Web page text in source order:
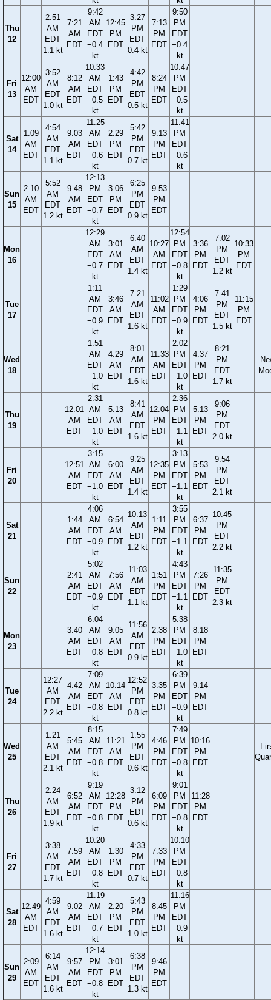
Thu
12
2:51
AM
EDT
1.1 kt
7:21
AM
EDT
9:42
AM
EDT
−0.4
kt
12:45
PM
EDT
3:27
PM
EDT
0.4 kt
7:13
PM
EDT
9:50
PM
EDT
−0.4
kt
Fri
13
12:00
AM
EDT
3:52
AM
EDT
1.0 kt
8:12
AM
EDT
10:33
AM
EDT
−0.5
kt
1:43
PM
EDT
4:42
PM
EDT
0.5 kt
8:24
PM
EDT
10:47
PM
EDT
−0.5
kt
Sat
14
1:09
AM
EDT
4:54
AM
EDT
1.1 kt
9:03
AM
EDT
11:25
AM
EDT
−0.6
kt
2:29
PM
EDT
5:42
PM
EDT
0.7 kt
9:13
PM
EDT
11:41
PM
EDT
−0.6
kt
Sun
15
2:10
AM
EDT
5:52
AM
EDT
1.2 kt
9:48
AM
EDT
12:13
PM
EDT
−0.7
kt
3:06
PM
EDT
6:25
PM
EDT
0.9 kt
9:53
PM
EDT
Mon
16
12:29
AM
EDT
−0.7
kt
3:01
AM
EDT
6:40
AM
EDT
1.4 kt
10:27
AM
EDT
12:54
PM
EDT
−0.8
kt
3:36
PM
EDT
7:02
PM
EDT
1.2 kt
10:33
PM
EDT
Tue
17
1:11
AM
EDT
−0.9
kt
3:46
AM
EDT
7:21
AM
EDT
1.6 kt
11:02
AM
EDT
1:29
PM
EDT
−0.9
kt
4:06
PM
EDT
7:41
PM
EDT
1.5 kt
11:15
PM
EDT
Wed
18
1:51
AM
EDT
−1.0
kt
4:29
AM
EDT
8:01
AM
EDT
1.6 kt
11:33
AM
EDT
2:02
PM
EDT
−1.0
kt
4:37
PM
EDT
8:21
PM
EDT
1.7 kt
Thu
19
12:01
AM
EDT
2:31
AM
EDT
−1.0
kt
5:13
AM
EDT
8:41
AM
EDT
1.6 kt
12:04
PM
EDT
2:36
PM
EDT
−1.1
kt
5:13
PM
EDT
9:06
PM
EDT
2.0 kt
Fri
20
12:51
AM
EDT
3:15
AM
EDT
−1.0
kt
6:00
AM
EDT
9:25
AM
EDT
1.4 kt
12:35
PM
EDT
3:13
PM
EDT
−1.1
kt
5:53
PM
EDT
9:54
PM
EDT
2.1 kt
Sat
21
1:44
AM
EDT
4:06
AM
EDT
−0.9
kt
6:54
AM
EDT
10:13
AM
EDT
1.2 kt
1:11
PM
EDT
3:55
PM
EDT
−1.1
kt
6:37
PM
EDT
10:45
PM
EDT
2.2 kt
Sun
22
2:41
AM
EDT
5:02
AM
EDT
−0.9
kt
7:56
AM
EDT
11:03
AM
EDT
1.1 kt
1:51
PM
EDT
4:43
PM
EDT
−1.1
kt
7:26
PM
EDT
11:35
PM
EDT
2.3 kt
Mon
23
3:40
AM
EDT
6:04
AM
EDT
−0.8
kt
9:05
AM
EDT
11:56
AM
EDT
0.9 kt
2:38
PM
EDT
5:38
PM
EDT
−1.0
kt
8:18
PM
EDT
Tue
24
12:27
AM
EDT
2.2 kt
4:42
AM
EDT
7:09
AM
EDT
−0.8
kt
10:14
AM
EDT
12:52
PM
EDT
0.8 kt
3:35
PM
EDT
6:39
PM
EDT
−0.9
kt
9:14
PM
EDT
Wed
25
1:21
AM
EDT
2.1 kt
5:45
AM
EDT
8:15
AM
EDT
−0.8
kt
11:21
AM
EDT
1:55
PM
EDT
0.6 kt
4:46
PM
EDT
7:49
PM
EDT
−0.8
kt
10:16
PM
EDT
Thu
26
2:24
AM
EDT
1.9 kt
6:52
AM
EDT
9:19
AM
EDT
−0.8
kt
12:28
PM
EDT
3:12
PM
EDT
0.6 kt
6:09
PM
EDT
9:01
PM
EDT
−0.8
kt
11:28
PM
EDT
Fri
27
3:38
AM
EDT
1.7 kt
7:59
AM
EDT
10:20
AM
EDT
−0.8
kt
1:30
PM
EDT
4:33
PM
EDT
0.7 kt
7:33
PM
EDT
10:10
PM
EDT
−0.8
kt
Sat
28
12:49
AM
EDT
4:59
AM
EDT
1.6 kt
9:02
AM
EDT
11:19
AM
EDT
−0.7
kt
2:20
PM
EDT
5:43
PM
EDT
1.0 kt
8:45
PM
EDT
11:16
PM
EDT
−0.9
kt
Sun
29
2:09
AM
EDT
6:14
AM
EDT
1.6 kt
9:57
AM
EDT
12:14
PM
EDT
−0.8
kt
3:01
PM
EDT
6:38
PM
EDT
1.3 kt
9:46
PM
EDT